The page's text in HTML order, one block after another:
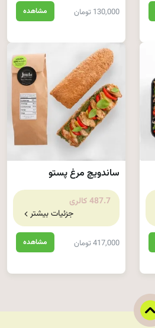
130,000 تومان مشاهده
ساندویچ مرغ پستو
487.7 کالری
جزئیات بیشتر
417,000 تومان مشاهده